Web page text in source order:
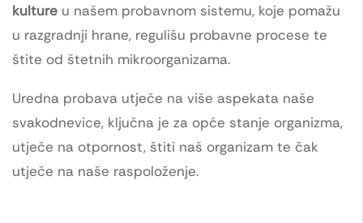
kulture u našem probavnom sistemu, koje pomažu
u razgradnji hrane, regulišu probavne procese te
štite od štetnih mikroorganizama.
Uredna probava utječe na više aspekata naše
svakodnevice, ključna je za opće stanje organizma,
utječe na otpornost, štiti naš organizam te čak
utječe na naše raspoloženje.